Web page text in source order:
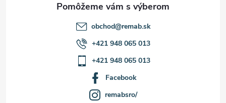
obchod@remab.sk
+421 948 065 013
+421 948 065 013
Facebook
remabsro/